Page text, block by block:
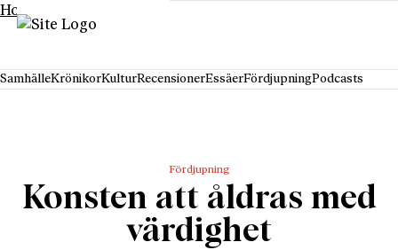
Hoppa till innehåll
SamhälleKrönikorKulturRecensionerEssäerFördjupningPodcasts
Fördjupning
Konsten att åldras med
värdighet